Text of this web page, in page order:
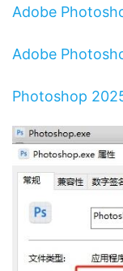
Adobe
Adobe
Photoshop